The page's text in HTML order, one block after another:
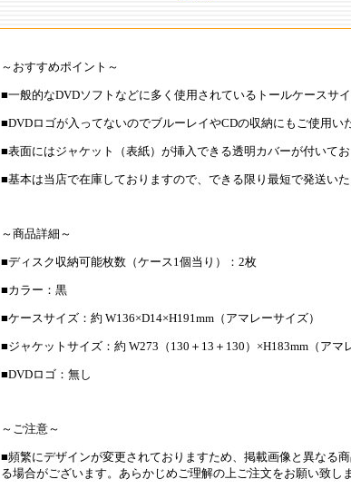
～おすすめポイント～
■一般的なDVDソフトなどに多く使用されているトールケースサ
■DVDロゴが入ってないのでブルーレイやCDの収納にもご使用い
■表面にはジャケット（表紙）が挿入できる透明カバーが付いて
■基本は当店で在庫しておりますので、できる限り最短で発送い
～商品詳細～
■ディスク収納可能枚数（ケース1個当り）：2枚
■カラー：黒
■ケースサイズ：約 W136×D14×H191mm（アマレーサイズ）
■ジャケットサイズ：約 W273（130＋13＋130）×H183mm（アマ
■DVDロゴ：無し
～ご注意～
■頻繁にデザインが変更されておりますため、掲載画像と異なる
る場合がございます。あらかじめご理解の上ご注文をお願い致し